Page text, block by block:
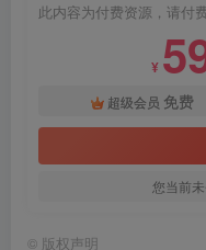
此内容为付费资源，请付
¥
超级会员 免费
您当前
© 版权声明